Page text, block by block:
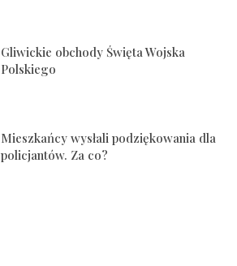
Gliwickie obchody Święta Wojska
Polskiego
Mieszkańcy wysłali podziękowania dla
policjantów. Za co?